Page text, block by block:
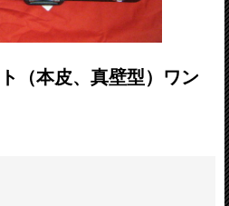
（本皮、真壁型）ワン